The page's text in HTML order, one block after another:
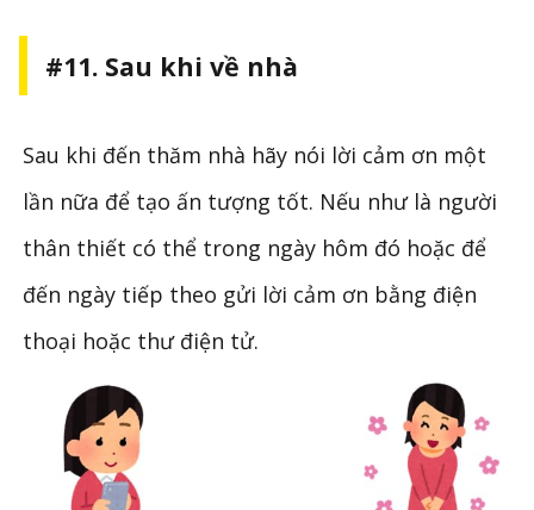
#11. Sau khi về nhà
Sau khi đến thăm nhà hãy nói lời cảm ơn một
lần nữa để tạo ấn tượng tốt. Nếu như là người
thân thiết có thể trong ngày hôm đó hoặc để
đến ngày tiếp theo gửi lời cảm ơn bằng điện
thoại hoặc thư điện tử.